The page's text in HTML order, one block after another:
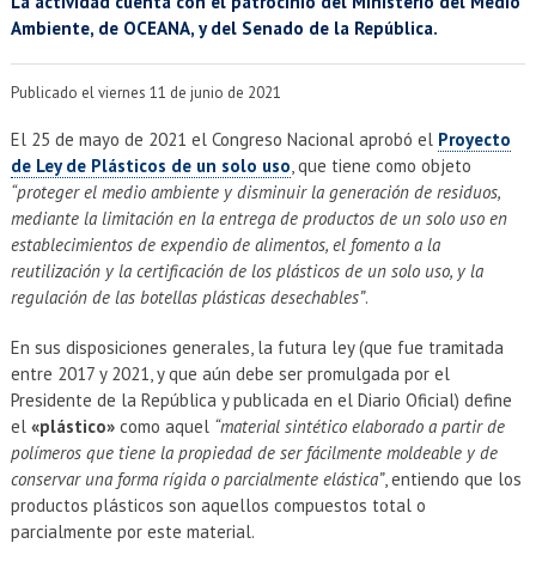
Académicos
Egresados Funcionarios
Ambiente, de OCEANA, y del Senado de la República.
Publicado el viernes 11 de junio de 2021
El 25 de mayo de 2021 el Congreso Nacional aprobó el Proyecto
de Ley de Plásticos de un solo uso, que tiene como objeto
“proteger el medio ambiente y disminuir la generación de residuos,
mediante la limitación en la entrega de productos de un solo uso en
establecimientos de expendio de alimentos, el fomento a la
reutilización y la certificación de los plásticos de un solo uso, y la
regulación de las botellas plásticas desechables”.
En sus disposiciones generales, la futura ley (que fue tramitada
entre 2017 y 2021, y que aún debe ser promulgada por el
Presidente de la República y publicada en el Diario Oficial) define
el «plástico»como aquel “material sintético elaborado a partir de
polímeros que tiene la propiedad de ser fácilmente moldeable y de
conservar una forma rígida o parcialmente elástica”, entiendo que los
productos plásticos son aquellos compuestos total o
parcialmente por este material.